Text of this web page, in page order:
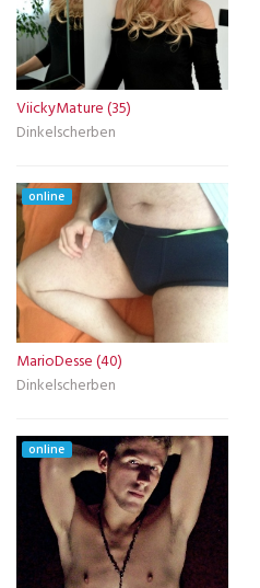
ViickyMature (35)
Dinkelscherben
online
MarioDesse (40)
Dinkelscherben
online